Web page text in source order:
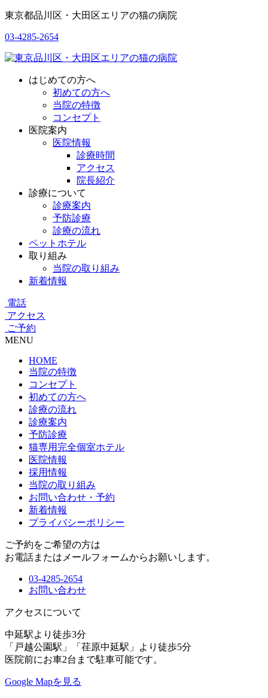
東京都品川区・大田区エリアの猫の病院
03-4285-2654
はじめての方へ
初めての方へ
当院の特徴
コンセプト
医院案内
医院情報
診療時間
アクセス
院長紹介
診療について
診療案内
予防診療
診療の流れ
ペットホテル
取り組み
当院の取り組み
新着情報
電話
アクセス
ご予約
MENU
HOME
当院の特徴
コンセプト
初めての方へ
診療の流れ
診療案内
予防診療
猫専用完全個室ホテル
医院情報
採用情報
当院の取り組み
お問い合わせ・予約
新着情報
プライバシーポリシー
ご予約をご希望の方は
お電話またはメールフォームからお願いします。
03-4285-2654
お問い合わせ
アクセスについて
中延駅より徒歩3分
「戸越公園駅」「荏原中延駅」より徒歩5分
医院前にお車2台まで駐車可能です。
Google Mapを見る